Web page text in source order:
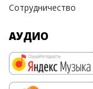
Сотрудничество
АУДИО